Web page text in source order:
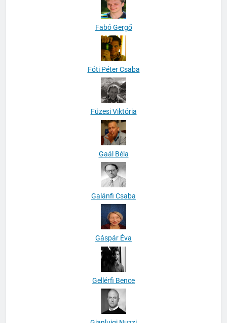
Fabó Gergő
Fóti Péter Csaba
Füzesi Viktória
Gaál Béla
Galánfi Csaba
Gáspár Éva
Gellérfi Bence